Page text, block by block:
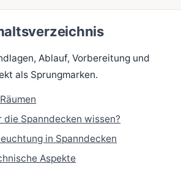
Ablauf, Vorbereitung und
als Sprungmarken.
die Spanndecken wissen?
in Spanndecken
Aspekte